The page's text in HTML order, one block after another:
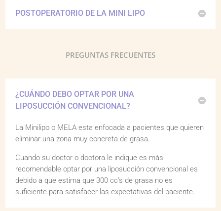
POSTOPERATORIO DE LA MINI LIPO
PREGUNTAS FRECUENTES
¿CUÁNDO DEBO OPTAR POR UNA
LIPOSUCCIÓN CONVENCIONAL?
La Minilipo o MELA esta enfocada a pacientes que quieren
eliminar una zona muy concreta de grasa.
Cuando su doctor o doctora le indique es más
recomendable optar por una liposucción convencional es
debido a que estima que 300 cc’s de grasa no es
suficiente para satisfacer las expectativas del paciente.